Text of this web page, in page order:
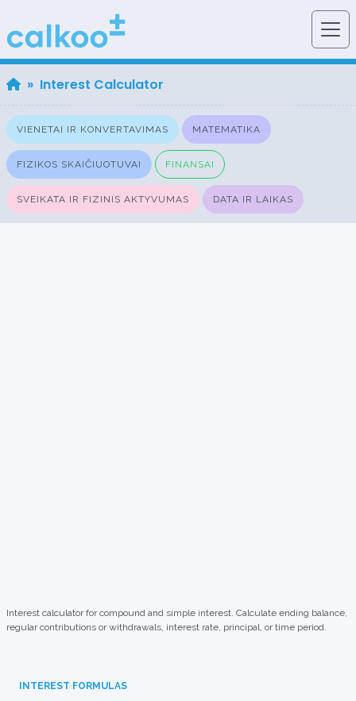
» Interest Calculator
VIENETAI IR KONVERTAVIMAS MATEMATIKA
FIZIKOS SKAIČIUOTUVAI FINANSAI
SVEIKATA IR FIZINIS AKTYVUMAS DATA IR LAIKAS
Interest calculator for compound and simple interest. Calculate ending balance,
regular contributions or withdrawals, interest rate, principal, or time period.
INTEREST FORMULAS